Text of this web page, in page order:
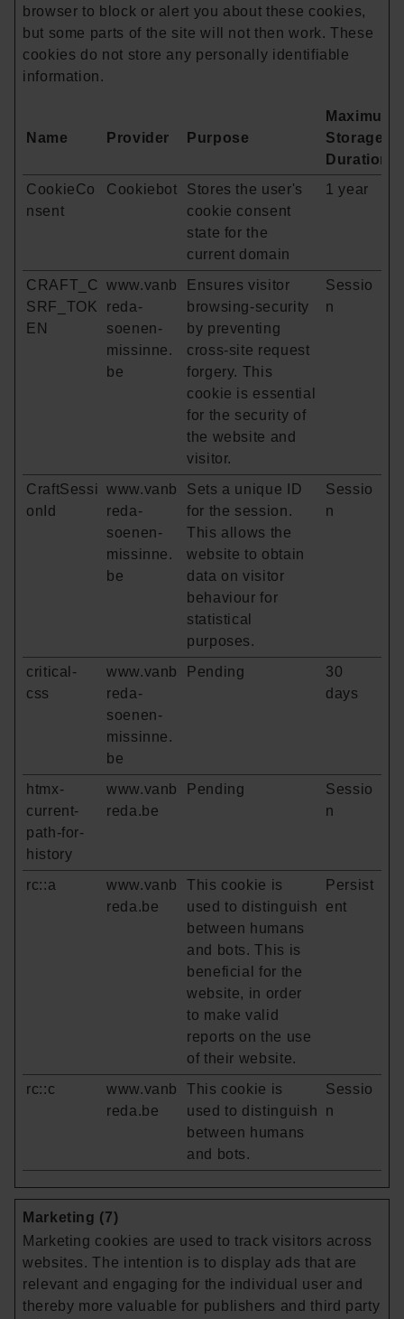
browser to block or alert you about these cookies,
but some parts of the site will not then work. These
cookies do not store any personally identifiable
information.
Name Provider Purpose
Maximum
Storage
Duration
CookieCo
nsent
Cookiebot
Stores the user's
cookie consent
state for the
current domain
1 year
CRAFT_C
SRF_TOK
EN
www.vanb
reda-
soenen-
missinne.
be
Ensures visitor
browsing-security
by preventing
cross-site request
forgery. This
cookie is essential
for the security of
the website and
visitor.
Sessio
n
CraftSessi
onId
www.vanb
reda-
soenen-
missinne.
be
Sets a unique ID
for the session.
This allows the
website to obtain
data on visitor
behaviour for
statistical
purposes.
Sessio
n
critical-
css
www.vanb
reda-
soenen-
missinne.
be
Pending
30
days
htmx-
current-
path-for-
history
www.vanb
reda.be
Pending
Sessio
n
rc::a
www.vanb
reda.be
This cookie is
used to distinguish
between humans
and bots. This is
beneficial for the
website, in order
to make valid
reports on the use
of their website.
Persist
ent
rc::c
www.vanb
reda.be
This cookie is
used to distinguish
between humans
and bots.
Sessio
n
Marketing (7)
Marketing cookies are used to track visitors across
websites. The intention is to display ads that are
relevant and engaging for the individual user and
thereby more valuable for publishers and third party